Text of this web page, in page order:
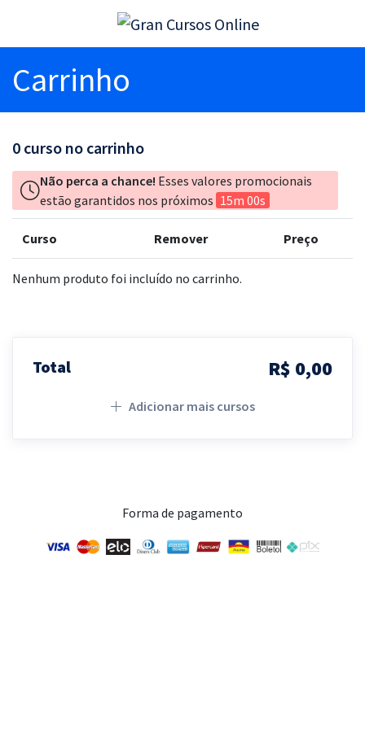
Carrinho
0 curso no carrinho
Não perca a chance! Esses valores promocionais
estão garantidos nos próximos 15m 00s
Curso Remover Preço
Nenhum produto foi incluído no carrinho.
Total R$ 0,00
Adicionar mais cursos
Forma de pagamento